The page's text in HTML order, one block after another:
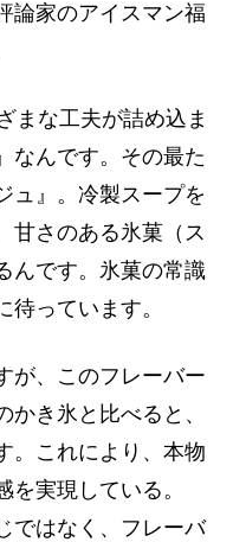
論家のアイスマン福
まな工夫が詰め込ま
なんです。その最た
ュ』。冷製スープを
甘さのある氷菓（ス
んです。氷菓の常識
待っています。
が、このフレーバー
き氷と比べると、
。これにより、本物
実現している。
ではなく、フレーバ